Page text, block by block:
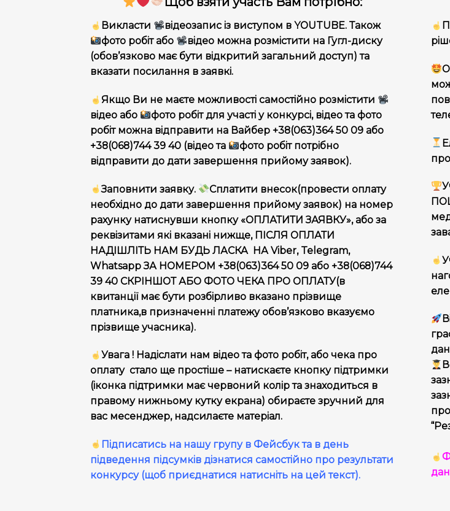
Викласти
відеозапис із виступом в YOUTUBE. Також
фото робіт або
відео можна розмістити на Гугл-диску
(обов’язково має бути відкритий загальний доступ) та
вказати посилання в заявкі.
Якщо Ви не маєте можливості самостійно розмістити
відео або
фото робіт для участі у конкурсі, відео та фото
робіт можна відправити на Вайбер +38(063)364 50 09 або
+38(068)744 39 40 (відео та
фото робіт потрібно
відправити до дати завершення прийому заявок).
Заповнити заявку.
Сплатити внесок(провести оплату
необхідно до дати завершення прийому заявок) на номер
рахунку натиснувши кнопку «ОПЛАТИТИ ЗАЯВКУ», або за
реквізитами які вказані нижще, ПІСЛЯ ОПЛАТИ
НАДІШЛІТЬ НАМ БУДЬ ЛАСКА НА Viber, Telegram,
Whatsapp ЗА НОМЕРОМ +38(063)364 50 09 або +38(068)744
39 40 СКРІНШОТ АБО ФОТО ЧЕКА ПРО ОПЛАТУ(в
квитанції має бути розбірливо вказано прізвище
платника,в призначенні платежу обов’язково вказуємо
прізвище учасника).
Увага ! Надіслати нам відео та фото робіт, або чека про
оплату стало ще простіше – натискаєте кнопку підтримки
(іконка підтримки має червоний колір та знаходиться в
правому нижньому кутку екрана) обираєте зручний для
вас месенджер, надсилаєте матеріал.
Підписатись на нашу групу в Фейсбук та в день
підведення підсумків дізнатися самостійно про результати
конкурсу (щоб приєднатися натисніть на цей текст).